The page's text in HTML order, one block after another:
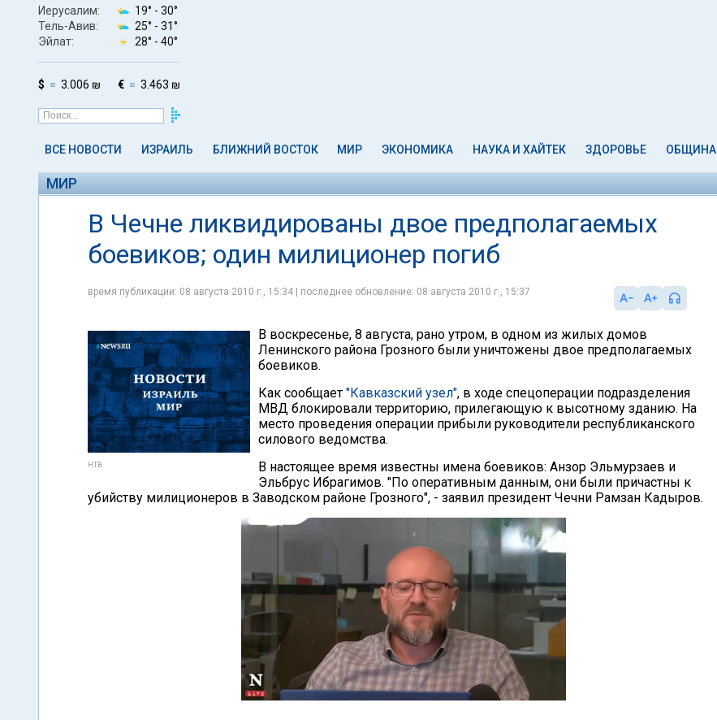
Иерусалим: 19° - 30°
Тель-Авив:
25° - 31°
Эйлат:
28° - 40°
$ 3.006 ₪ € 3.463 ₪
ВСЕ НОВОСТИ ИЗРАИЛЬ БЛИЖНИЙ ВОСТОК МИР ЭКОНОМИКА НАУКА И ХАЙТЕК ЗДОРОВЬЕ ОБЩИНА
МИР
В Чечне ликвидированы двое предполагаемых
боевиков; один милиционер погиб
время публикации: 08 августа 2010 г., 15:34 | последнее обновление: 08 августа 2010 г., 15:37
НТВ
В воскресенье, 8 августа, рано утром, в одном из жилых домов
Ленинского района Грозного были уничтожены двое предполагаемых
боевиков.
Как сообщает "Кавказский узел", в ходе спецоперации подразделения
МВД блокировали территорию, прилегающую к высотному зданию. На
место проведения операции прибыли руководители республиканского
силового ведомства.
В настоящее время известны имена боевиков: Анзор Эльмурзаев и
Эльбрус Ибрагимов. "По оперативным данным, они были причастны к
убийству милиционеров в Заводском районе Грозного", - заявил президент Чечни Рамзан Кадыров.